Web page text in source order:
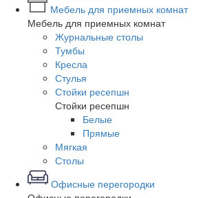
Мебель для приемных комнат
Мебель для приемных комнат
Журнальные столы
Тумбы
Кресла
Стулья
Стойки ресепшн
Стойки ресепшн
Белые
Прямые
Мягкая
Столы
Офисные перегородки